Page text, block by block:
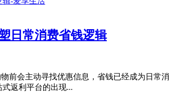
日常消费省钱逻辑
前会主动寻找优惠信息，省钱已经成为日
返利平台的出现...